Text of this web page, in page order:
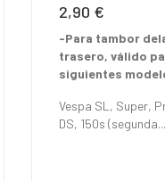
Precio
2,90 €
-Para tambor
trasero, válido
siguientes
Vespa SL, Super,
DS, 150s (segunda...